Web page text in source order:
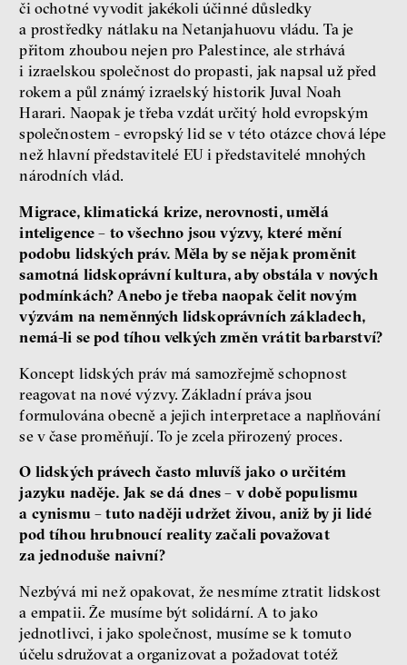
či ochotné vyvodit jakékoli účinné důsledky
a prostředky nátlaku na Netanjahuovu vládu. Ta je
přitom zhoubou nejen pro Palestince, ale strhává
i izraelskou společnost do propasti, jak napsal už před
rokem a půl známý izraelský historik Juval Noah
Harari. Naopak je třeba vzdát určitý hold evropským
společnostem - evropský lid se v této otázce chová lépe
než hlavní představitelé EU i představitelé mnohých
národních vlád.
Migrace, klimatická krize, nerovnosti, umělá
inteligence – to všechno jsou výzvy, které mění
podobu lidských práv. Měla by se nějak proměnit
samotná lidskoprávní kultura, aby obstála v nových
podmínkách? Anebo je třeba naopak čelit novým
výzvám na neměnných lidskoprávních základech,
nemá-li se pod tíhou velkých změn vrátit barbarství?
Koncept lidských práv má samozřejmě schopnost
reagovat na nové výzvy. Základní práva jsou
formulována obecně a jejich interpretace a naplňování
se v čase proměňují. To je zcela přirozený proces.
O lidských právech často mluvíš jako o určitém
jazyku naděje. Jak se dá dnes – v době populismu
a cynismu – tuto naději udržet živou, aniž by ji lidé
pod tíhou hrubnoucí reality začali považovat
za jednoduše naivní?
Nezbývá mi než opakovat, že nesmíme ztratit lidskost
a empatii. Že musíme být solidární. A to jako
jednotlivci, i jako společnost, musíme se k tomuto
účelu sdružovat a organizovat a požadovat totéž